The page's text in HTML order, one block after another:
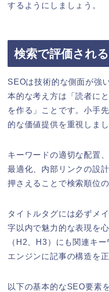
するようにしましょう。
検索で評価され
SEOは技術的な側面が強
本的な考え方は「読者に
を作る」ことです。小手
的な価値提供を重視しまし
キーワードの適切な配置
最適化、内部リンクの設
押さえることで検索順位
タイトルタグには必ずメ
字以内で魅力的な表現を
（H2、H3）にも関連キ
エンジンに記事の構造を
以下の基本的なSEO要素